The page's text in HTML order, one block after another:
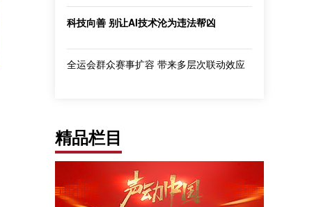
科技向善 别让AI技术沦为违法帮凶
全运会群众赛事扩容 带来多层次联动效应
精品栏目